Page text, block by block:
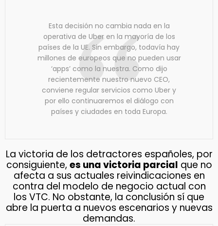
Esta decisión no cambia nada en la
operativa de Uber en la mayoría de los
países de la UE. Sin embargo, todavía hay
millones de europeos que no pueden usar
‘apps’ como la nuestra. Como dijo
recientemente nuestro nuevo CEO,
conviene regular servicios como Uber y
por ello continuaremos el diálogo con
países y ciudades en toda Europa.
La victoria de los detractores españoles, por
consiguiente, es una victoria parcial que no
afecta a sus actuales reivindicaciones en
contra del modelo de negocio actual con
los VTC. No obstante, la conclusión sí que
abre la puerta a nuevos escenarios y nuevas
demandas.